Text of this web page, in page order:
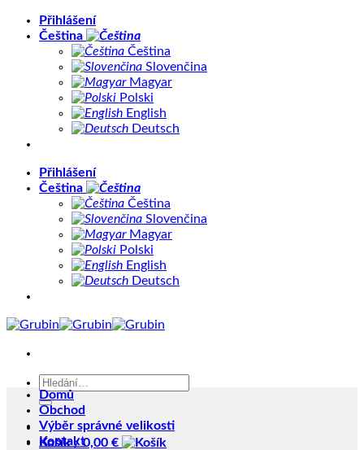
PřeskočitPřihlášení
Čeština
Čeština
Slovenčina
Magyar
Polski
English
Deutsch
Přihlášení
Čeština
Čeština
Slovenčina
Magyar
Polski
English
Deutsch
Hledat:
Košík /0,00 €
Domů
Obchod
Výběr správné velikosti
Kontakt